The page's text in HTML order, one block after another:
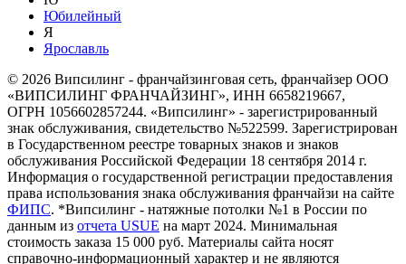
Юбилейный
Я
Ярославль
© 2026 Випсилинг - франчайзинговая сеть, франчайзер ООО
«ВИПСИЛИНГ ФРАНЧАЙЗИНГ», ИНН 6658219667,
ОГРН 1056602857244. «Випсилинг» - зарегистрированный
знак обслуживания, свидетельство №522599. Зарегистрирован
в Государственном реестре товарных знаков и знаков
обслуживания Российской Федерации 18 сентября 2014 г.
Информация о государственной регистрации предоставления
права использования знака обслуживания франчайзи на сайте
ФИПС. *Випсилинг - натяжные потолки №1 в России по
данным из отчета USUE на март 2024. Минимальная
стоимость заказа 15 000 руб. Материалы сайта носят
справочно-информационный характер и не являются